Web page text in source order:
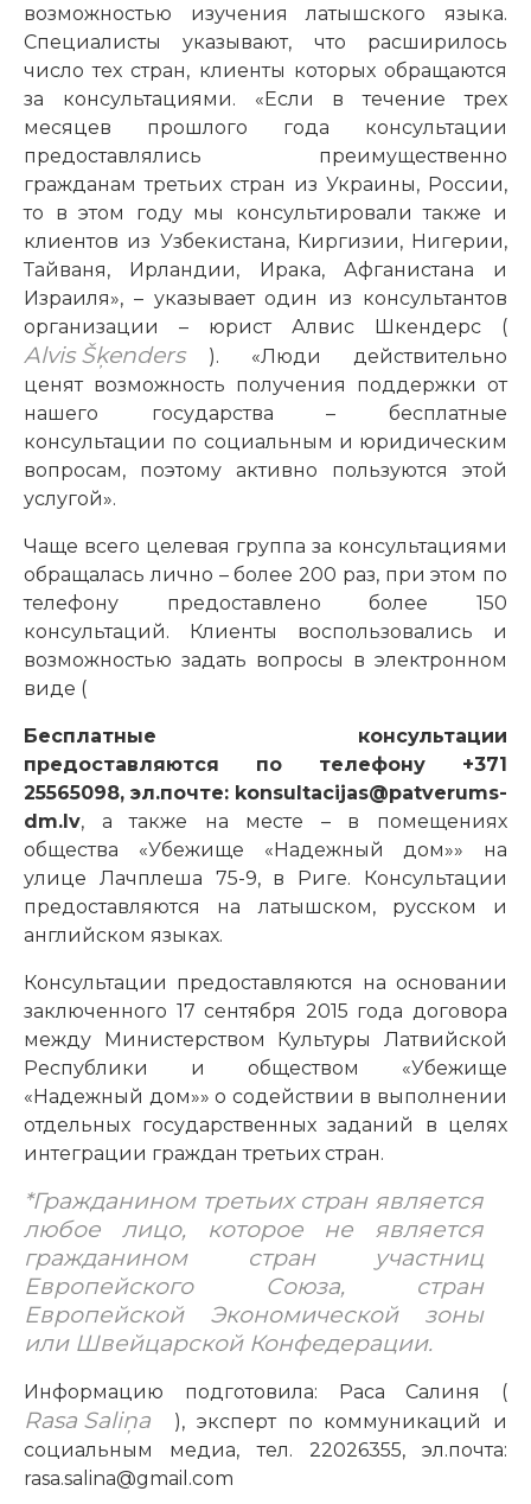
возможностью изучения латышского языка.
Специалисты указывают, что расширилось
число тех стран, клиенты которых обращаются
за консультациями. «Если в течение трех
месяцев прошлого года консультации
предоставлялись преимущественно
гражданам третьих стран из Украины, России,
то в этом году мы консультировали также и
клиентов из Узбекистана, Киргизии, Нигерии,
Тайваня, Ирландии, Ирака, Афганистана и
Израиля», – указывает один из консультантов
организации – юрист Алвис Шкендерс (
Alvis Šķenders
). «Люди действительно
ценят возможность получения поддержки от
нашего государства – бесплатные
консультации по социальным и юридическим
вопросам, поэтому активно пользуются этой
услугой».
Чаще всего целевая группа за консультациями
обращалась лично – более 200 раз, при этом по
телефону предоставлено более 150
консультаций. Клиенты воспользовались и
возможностью задать вопросы в электронном
виде (
Бесплатные консультации
предоставляются по телефону +371
25565098, эл.почте: konsultacijas@patverums-
dm.lv, а также на месте – в помещениях
общества «Убежище «Надежный дом»» на
улице Лачплеша 75-9, в Риге. Консультации
предоставляются на латышском, русском и
английском языках.
Консультации предоставляются на основании
заключенного 17 сентября 2015 года договора
между Министерством Культуры Латвийской
Республики и обществом «Убежище
«Надежный дом»» о содействии в выполнении
отдельных государственных заданий в целях
интеграции граждан третьих стран.
*Гражданином третьих стран является
любое лицо, которое не является
гражданином стран участниц
Европейского Союза, стран
Европейской Экономической зоны
или Швейцарской Конфедерации.
Информацию подготовила: Раса Салиня (
Rasa Saliņa
), эксперт по коммуникаций и
социальным медиа, тел. 22026355, эл.почта:
rasa.salina@gmail.com